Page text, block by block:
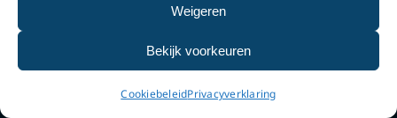
Weigeren
Bekijk voorkeuren
CookiebeleidPrivacyverklaring